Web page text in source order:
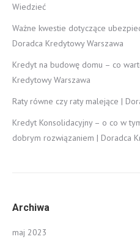
Wiedzieć
Ważne kwestie dotyczące
Doradca Kredytowy Warszawa
Kredyt na budowę domu – co
Kredytowy Warszawa
Raty równe czy raty malejące |
Kredyt Konsolidacyjny – o co w
dobrym rozwiązaniem | Doradca
Archiwa
maj 2023